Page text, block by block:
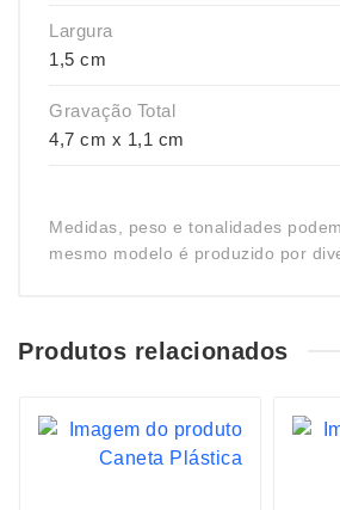
Largura
1,5 cm
Gravação Total
4,7 cm x 1,1 cm
Medidas, peso e tonalidades
mesmo modelo é produzido por
Produtos relacionados